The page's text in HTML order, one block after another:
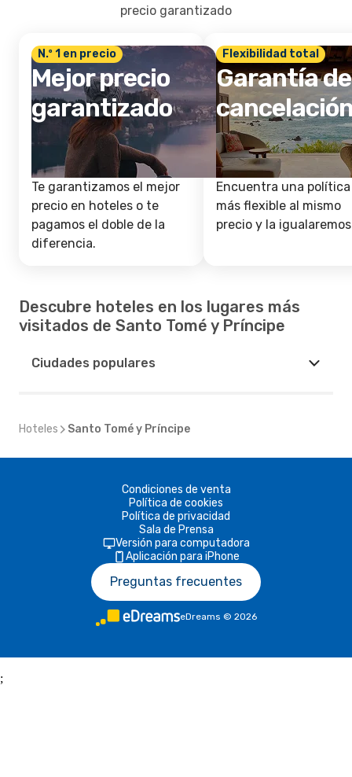
precio garantizado
N.º 1 en precio
Mejor precio
garantizado
Te garantizamos el mejor
precio en hoteles o te
pagamos el doble de la
diferencia.
Flexibilidad total
Garantía de
Encuentra una política
más flexible al mismo
precio y la
Descubre hoteles en los lugares más
visitados de Santo Tomé y Príncipe
Ciudades populares
Hoteles Santo Tomé y Príncipe
Condiciones de venta
Política de cookies
Política de privacidad
Sala de Prensa
Versión para computadora
Aplicación para iPhone
Preguntas frecuentes
eDreams © 2026
;